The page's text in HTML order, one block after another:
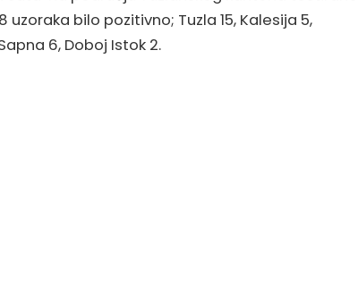
bilo pozitivno; Tuzla 15, Kalesija 5,
6, Doboj Istok 2.